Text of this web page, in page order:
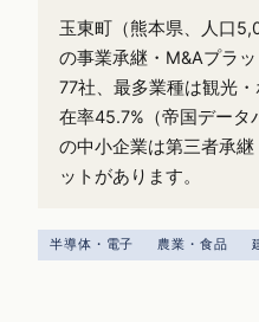
玉東町（熊本県、人口
の事業承継・M&Aプラ
77社、最多業種は観光
在率45.7%（帝国デー
の中小企業は第三者承
ットがあります。
半導体・電子 農業・食品